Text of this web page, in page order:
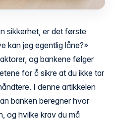
sikkerhet, er det første
kan jeg egentlig låne?»
og bankene følger
for å sikre at du ikke tar
I denne artikkelen
banken beregner hvor
og hvilke krav du må